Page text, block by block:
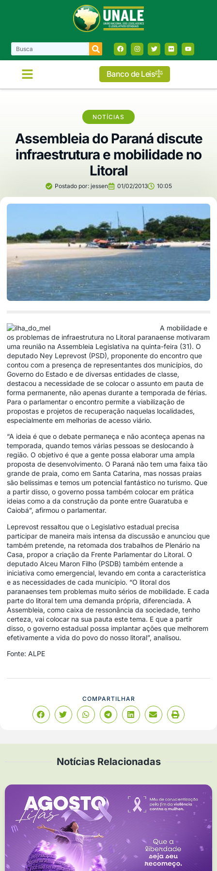
Banco de Leis
NOTÍCIAS
Assembleia do Paraná discute
infraestrutura e mobilidade no
Litoral
Postado por:jessen 01/02/2013 10:05
A mobilidade e
os problemas de infraestrutura no Litoral paranaense motivaram
uma reunião na Assembleia Legislativa na quinta-feira (31). O
deputado Ney Leprevost (PSD), proponente do encontro que
contou com a presença de representantes dos municípios, do
Governo do Estado e de diversas entidades de classe,
destacou a necessidade de se colocar o assunto em pauta de
forma permanente, não apenas durante a temporada de férias.
Para o parlamentar o encontro permite a viabilização de
propostas e projetos de recuperação naquelas localidades,
especialmente em melhorias de acesso viário.
“A ideia é que o debate permaneça e não aconteça apenas na
temporada, quando temos várias pessoas se deslocando à
região. O objetivo é que a gente possa elaborar uma ampla
proposta de desenvolvimento. O Paraná não tem uma faixa tão
grande de praia, como em Santa Catarina, mas nossas praias
são belíssimas e temos um potencial fantástico no turismo. Que
a partir disso, o governo possa também colocar em prática
ideias como a da construção da ponte entre Guaratuba e
Caiobá”, afirmou o parlamentar.
Leprevost ressaltou que o Legislativo estadual precisa
participar de maneira mais intensa da discussão e anunciou que
também pretende, na retomada dos trabalhos de Plenário na
Casa, propor a criação da Frente Parlamentar do Litoral. O
deputado Alceu Maron Filho (PSDB) também entende a
iniciativa como emergencial, levando em conta a característica
e as necessidades de cada município. “O litoral dos
paranaenses tem problemas muito sérios de mobilidade. E cada
parte do litoral tem uma demanda própria, diferenciada. A
Assembleia, como caixa de ressonância da sociedade, tenho
certeza, vai colocar na sua pauta este tema. E que a partir
disso, o governo estadual possa implantar ações que melhorem
efetivamente a vida do povo do nosso litoral”, analisou.
Fonte: ALPE
COMPARTILHAR
Notícias Relacionadas